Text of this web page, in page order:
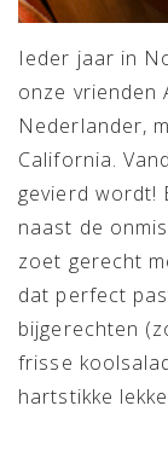
Ieder jaar in
onze vrienden
Nederlander,
California.
gevierd wordt!
naast de
zoet gerecht
dat perfect
bijgerechten
frisse
hartstikke